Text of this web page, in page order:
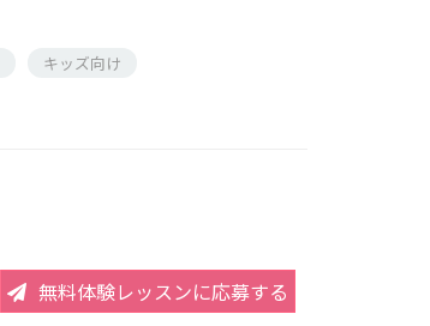
キッズ向け
無料体験レッスンに応募する